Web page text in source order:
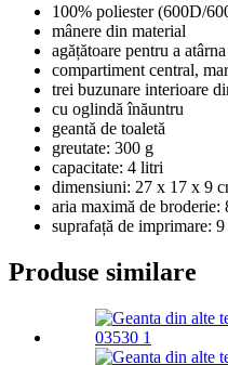
100% poliester (600D/
mânere din material
agățătoare pentru a
compartiment central,
trei buzunare interioare
cu oglindă înăuntru
geantă de toaletă
greutate: 300 g
capacitate: 4 litri
dimensiuni: 27 x 17 x 9
aria maximă de broderie:
suprafață de imprimare:
Produse similare